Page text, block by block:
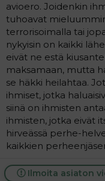
avioero. Joidenkin
tuhoavat
terrorisoimalla tai
nykyisin on kaikki
eivät ne estä
maksamaan, mutta
se häkki heilahtaa.
ihmiset, jotka
siinä on ihmisten
ihmisten, jotka eivät
hirveässä perhe-
kaikkien
Ilmoita asiaton